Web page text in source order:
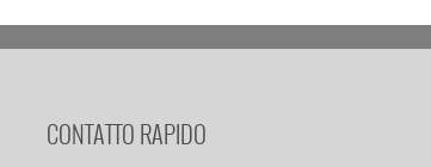
CONTATTO RAPIDO